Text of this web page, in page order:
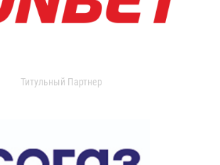
Титульный Партнер